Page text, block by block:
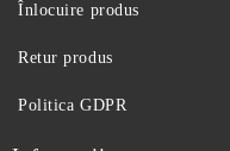
Înlocuire produs
Retur produs
Politica GDPR